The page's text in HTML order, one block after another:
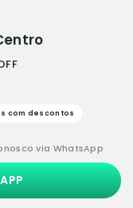
com descontos
via WhatsApp